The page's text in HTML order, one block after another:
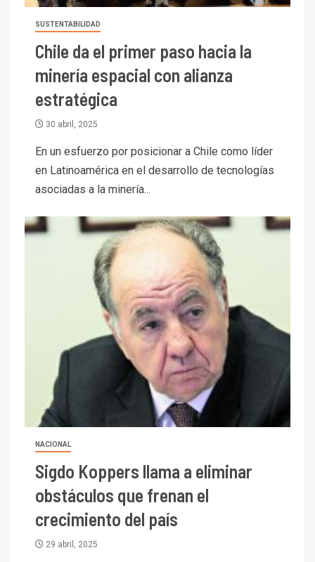
SUSTENTABILIDAD
Chile da el primer paso hacia la
minería espacial con alianza
estratégica
30 abril, 2025
En un esfuerzo por posicionar a Chile como líder
en Latinoamérica en el desarrollo de tecnologías
asociadas a la minería...
NACIONAL
Sigdo Koppers llama a eliminar
obstáculos que frenan el
crecimiento del país
29 abril, 2025